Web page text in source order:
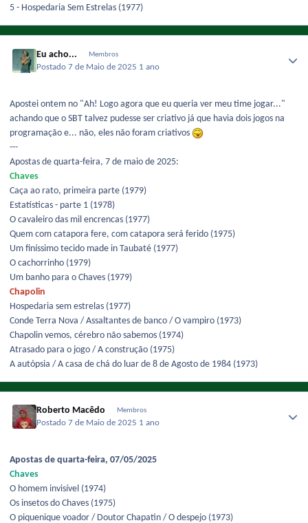
5 - Hospedaria Sem Estrelas (1977)
Eu acho... Membros
Postado7 de Maio de 2025 1 ano
Apostei ontem no "Ah! Logo agora que eu queria ver meu time jogar..."
achando que o SBT talvez pudesse ser criativo já que havia dois jogos na
programação e... não, eles não foram criativos
---
Apostas de quarta-feira, 7 de maio de 2025:
Chaves
Caça ao rato, primeira parte (1979)
Estatísticas - parte 1 (1978)
O cavaleiro das mil encrencas (1977)
Quem com catapora fere, com catapora será ferido (1975)
Um finíssimo tecido made in Taubaté (1977)
O cachorrinho (1979)
Um banho para o Chaves (1979)
Chapolin
Hospedaria sem estrelas (1977)
Conde Terra Nova / Assaltantes de banco / O vampiro (1973)
Chapolin vemos, cérebro não sabemos (1974)
Atrasado para o jogo / A construção (1975)
A autópsia / A casa de chá do luar de 8 de Agosto de 1984 (1973)
Roberto Macêdo Membros
Postado 7 de Maio de 2025 1 ano
Apostas de quarta-feira, 07/05/2025
Chaves
O homem invisível (1974)
Os insetos do Chaves (1975)
O piquenique voador / Doutor Chapatin / O despejo (1973)